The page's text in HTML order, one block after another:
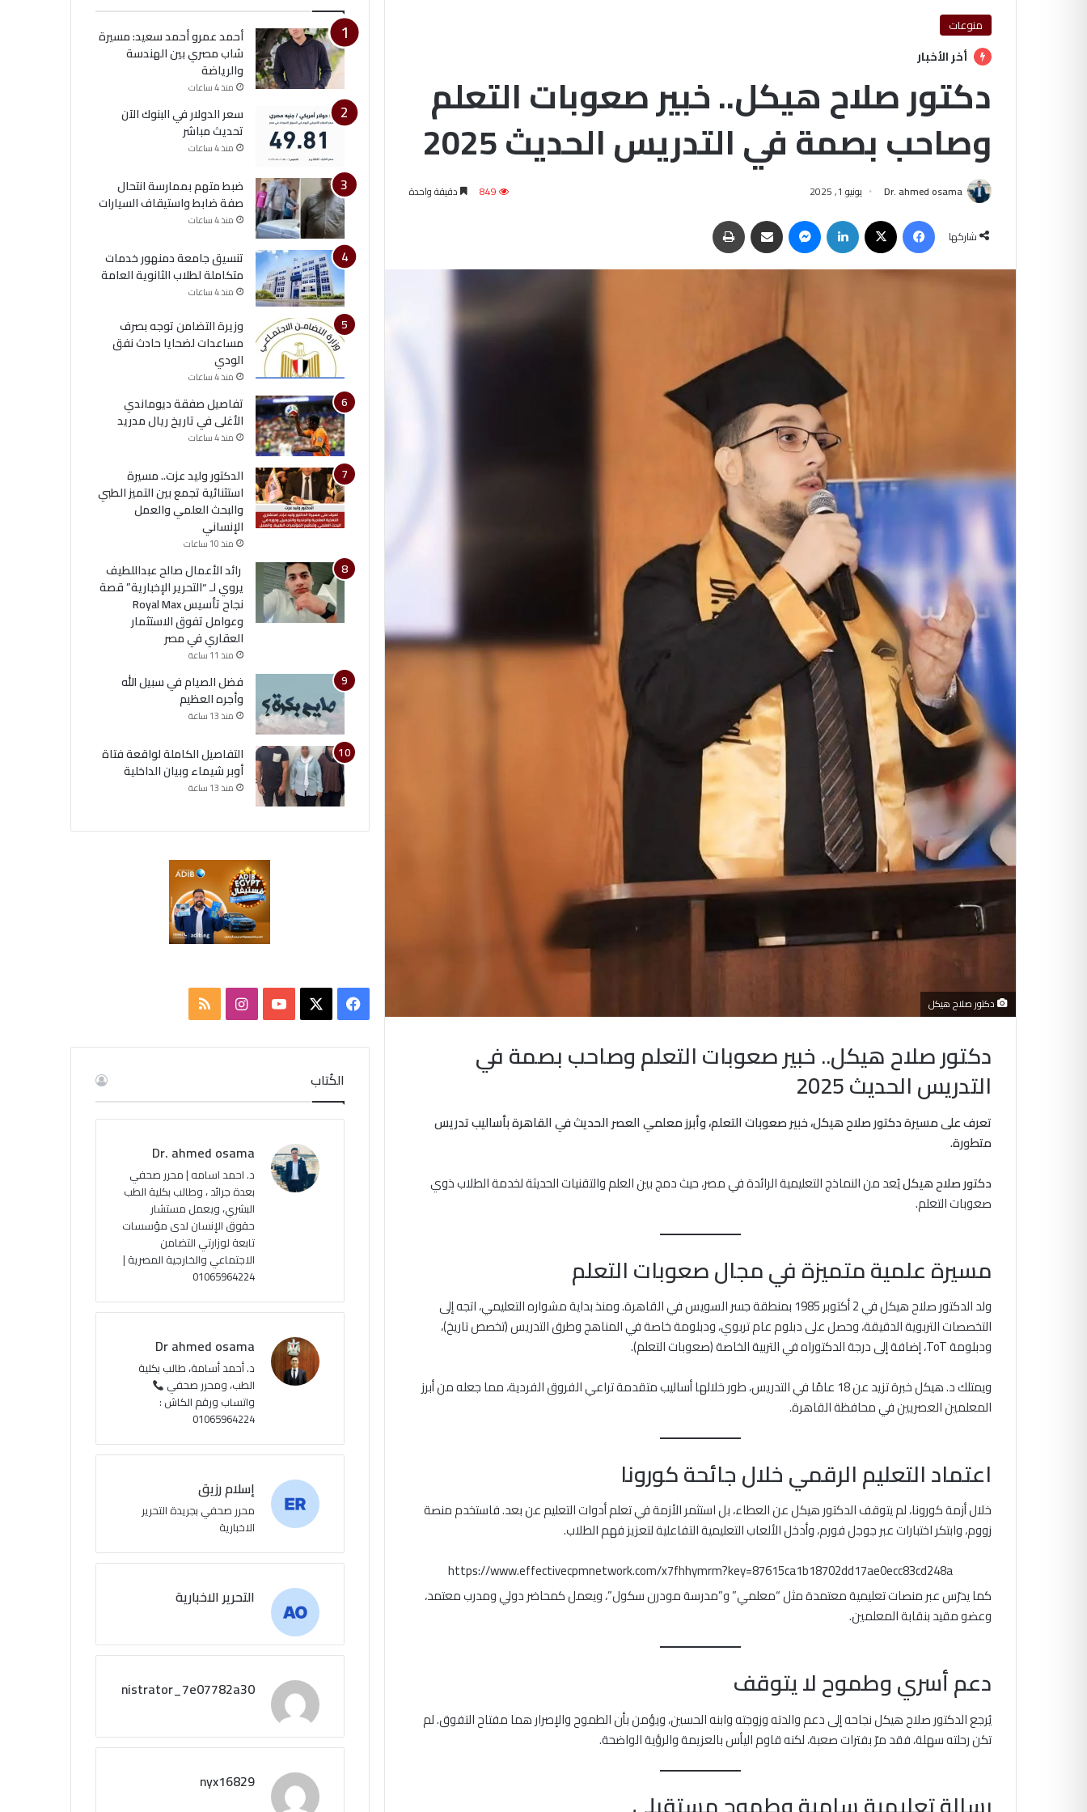
منوعات
أخر الأخبار
دكتور صلاح هيكل.. خبير صعوبات التعلم
وصاحب بصمة في التدريس الحديث 2025
Dr. ahmed osama يونيو 1, 2025 849 دقيقة واحدة
شاركها
فيسبوك لينكدإن ماسنجر مشاركة عبر البريد
دكتور صلاح هيكل
دكتور صلاح هيكل.. خبير صعوبات التعلم وصاحب بصمة في
التدريس الحديث 2025
تعرف على مسيرة دكتور صلاح هيكل، خبير صعوبات التعلم، وأبرز معلمي العصر الحديث في القاهرة بأساليب تدريس
متطورة.
دكتور صلاح هيكليُعد من النماذج التعليمية الرائدة في مصر، حيث دمج بين العلم والتقنيات الحديثة لخدمة الطلاب ذوي
صعوبات التعلم.
مسيرة علمية متميزة في مجال صعوبات التعلم
ولد الدكتور صلاح هيكل في 2 أكتوبر 1985 بمنطقة جسر السويس في القاهرة. ومنذ بداية مشواره التعليمي، اتجه إلى
التخصصات التربوية الدقيقة، وحصل على دبلوم عام تربوي، ودبلومة خاصة في المناهج وطرق التدريس (تخصص تاريخ)،
ودبلومة ToT، إضافة إلى درجة الدكتوراه في التربية الخاصة (صعوبات التعلم).
ويمتلك د. هيكل خبرة تزيد عن 18 عامًا في التدريس، طور خلالها أساليب متقدمة تراعي الفروق الفردية، مما جعله من أبرز
المعلمين العصريين في محافظة القاهرة.
اعتماد التعليم الرقمي خلال جائحة كورونا
خلال أزمة كورونا، لم يتوقف الدكتور هيكل عن العطاء، بل استثمر الأزمة في تعلم أدوات التعليم عن بعد. فاستخدم منصة
زووم، وابتكر اختبارات عبر جوجل فورم، وأدخل الألعاب التعليمية التفاعلية لتعزيز فهم الطلاب.
https://www.effectivecpmnetwork.com/x7fhhymrm?key=87615ca1b18702dd17ae0ecc83cd248a
كما يدرّس عبر منصات تعليمية معتمدة مثل “معلمي” و”مدرسة مودرن سكول”، ويعمل كمحاضر دولي ومدرب معتمد،
وعضو مقيد بنقابة المعلمين.
دعم أسري وطموح لا يتوقف
يُرجع الدكتور صلاح هيكل نجاحه إلى دعم والدته وزوجته وابنه الحسين، ويؤمن بأن الطموح والإصرار هما مفتاح التفوق. لم
تكن رحلته سهلة، فقد مرّ بفترات صعبة، لكنه قاوم اليأس بالعزيمة والرؤية الواضحة.
أحمد عمرو أحمد سعيد: مسيرة
شاب مصري بين الهندسة
والرياضة
منذ 4 ساعات
سعر الدولار في البنوك الآن
تحديث مباشر
منذ 4 ساعات
ضبط متهم بممارسة انتحال
صفة ضابط واستيقاف السيارات
منذ 4 ساعات
تنسيق جامعة دمنهور خدمات
متكاملة لطلاب الثانوية العامة
منذ 4 ساعات
وزيرة التضامن توجه بصرف
مساعدات لضحايا حادث نفق
الودي
منذ 4 ساعات
تفاصيل صفقة ديوماندي
الأغلى في تاريخ ريال مدريد
منذ 4 ساعات
الدكتور وليد عزت.. مسيرة
استثنائية تجمع بين التميز الطبي
والبحث العلمي والعمل
الإنساني
منذ 10 ساعات
رائد الأعمال صالح عبداللطيف
يروي لـ “التحرير الإخبارية” قصة
نجاح تأسيس Royal Max
وعوامل تفوق الاستثمار
العقاري في مصر
منذ 11 ساعة
فضل الصيام في سبيل الله
وأجره العظيم
منذ 13 ساعة
التفاصيل الكاملة لواقعة فتاة
أوبر شيماء وبيان الداخلية
منذ 13 ساعة
فيسبوك ‫YouTubeانستقرامملخص
الكُتاب
Dr. ahmed osama
د. احمد اسامه | محرر صحفي
بعدة جرائد ، وطالب بكلية الطب
البشري، ويعمل مستشار
حقوق الإنسان لدى مؤسسات
تابعة لوزارتي التضامن
الاجتماعي والخارجية المصرية |
01065964224
Dr ahmed osama
د. أحمد أسامة، طالب بكلية
الطب، ومحرر صحفي
واتساب ورقم الكاش :
01065964224
إسلام رزيق
محرر صحفي بجريدة التحرير
الاخبارية
التحرير الاخبارية
administrator_7e07782a30
nyx16829